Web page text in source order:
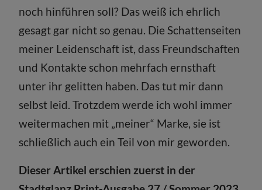
noch hinführen soll? Das weiß ich ehrlich
gesagt gar nicht so genau. Die Schattenseiten
meiner Leidenschaft ist, dass Freundschaften
und Kontakte schon mehrfach ernsthaft
unter ihr gelitten haben. Das tut mir dann
selbst leid. Trotzdem werde ich wohl immer
weitermachen mit „meiner“ Marke, sie ist
schließlich auch ein Teil von mir geworden.
Dieser Artikel erschien zuerst in der